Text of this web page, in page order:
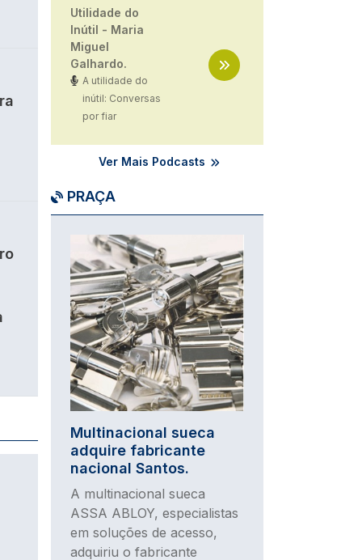
Utilidade do
Inútil - Maria
Miguel
Galhardo.
A utilidade do
inútil: Conversas
por fiar
Ver Mais Podcasts
PRAÇA
Imagem
Multinacional sueca
adquire fabricante
nacional Santos.
A multinacional sueca
ASSA ABLOY, especialistas
em soluções de acesso,
adquiriu o fabricante